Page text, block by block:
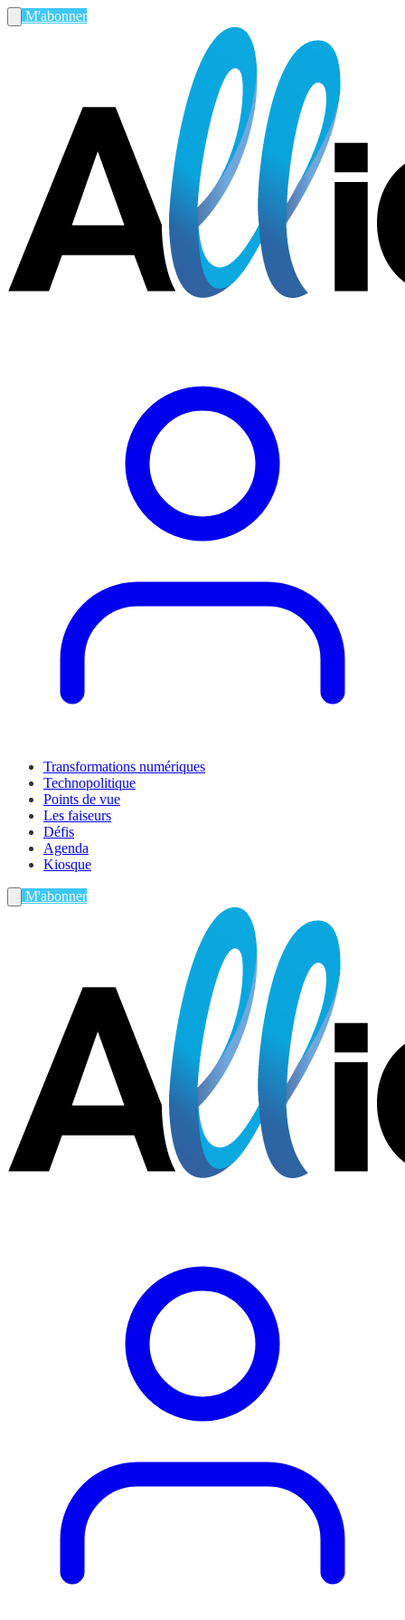
M'abonner
Transformations numériques
Technopolitique
Points de vue
Les faiseurs
Défis
Agenda
Kiosque
M'abonner